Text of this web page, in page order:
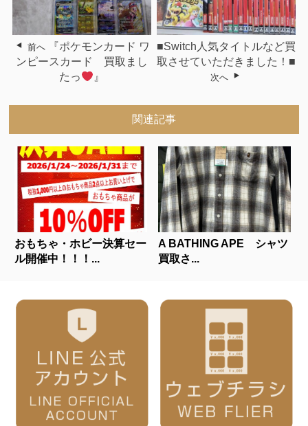
前へ
『ポケモンカード ワ
ンピースカード 買取まし
たっ
』
■Switch人気タイトルなど買
取させていただきました！■
次へ
関連記事
おもちゃ・ホビー決算セー
ル開催中！！！...
A BATHING APE シャツ
買取さ...